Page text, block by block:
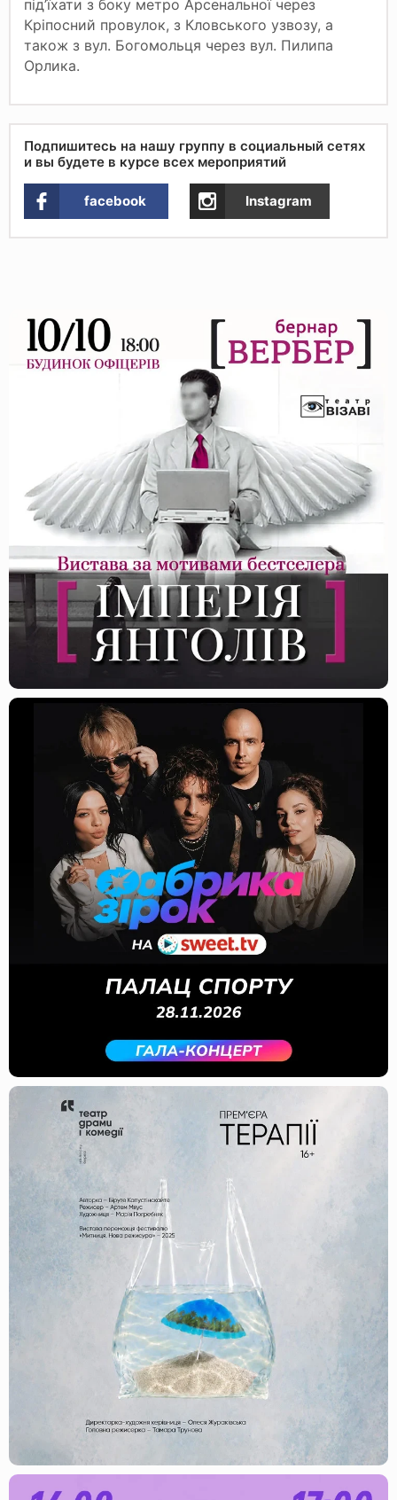
під’їхати з боку метро Арсенальної через
Кріпосний провулок, з Кловського узвозу, а
також з вул. Богомольця через вул. Пилипа
Орлика.
Подпишитесь на нашу группу в социальный сетях
и вы будете в курсе всех мероприятий
facebook Instagram